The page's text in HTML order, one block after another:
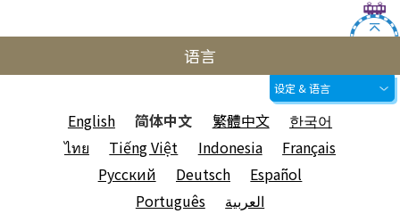
语言
设定 & 语言
English 简体中文 繁體中文
한국어
ไทย
Tiếng Việt Indonesia
Français
Русский
Deutsch
Español
Português
العربية